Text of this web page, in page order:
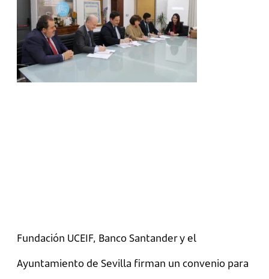
Fundación UCEIF, Banco Santander y el
Ayuntamiento de Sevilla firman un convenio para